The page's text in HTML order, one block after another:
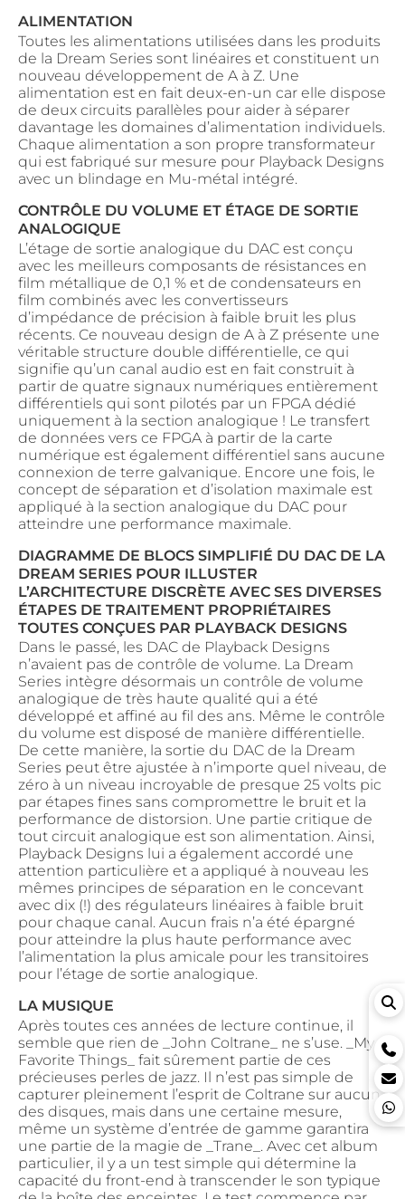
ALIMENTATION
Toutes les alimentations utilisées dans les produits
de la Dream Series sont linéaires et constituent un
nouveau développement de A à Z. Une
alimentation est en fait deux-en-un car elle dispose
de deux circuits parallèles pour aider à séparer
davantage les domaines d’alimentation individuels.
Chaque alimentation a son propre transformateur
qui est fabriqué sur mesure pour Playback Designs
avec un blindage en Mu-métal intégré.
CONTRÔLE DU VOLUME ET ÉTAGE DE SORTIE
ANALOGIQUE
L’étage de sortie analogique du DAC est conçu
avec les meilleurs composants de résistances en
film métallique de 0,1 % et de condensateurs en
film combinés avec les convertisseurs
d’impédance de précision à faible bruit les plus
récents. Ce nouveau design de A à Z présente une
véritable structure double différentielle, ce qui
signifie qu’un canal audio est en fait construit à
partir de quatre signaux numériques entièrement
différentiels qui sont pilotés par un FPGA dédié
uniquement à la section analogique ! Le transfert
de données vers ce FPGA à partir de la carte
numérique est également différentiel sans aucune
connexion de terre galvanique. Encore une fois, le
concept de séparation et d’isolation maximale est
appliqué à la section analogique du DAC pour
atteindre une performance maximale.
DIAGRAMME DE BLOCS SIMPLIFIÉ DU DAC DE LA
DREAM SERIES POUR ILLUSTER
L’ARCHITECTURE DISCRÈTE AVEC SES DIVERSES
ÉTAPES DE TRAITEMENT PROPRIÉTAIRES
TOUTES CONÇUES PAR PLAYBACK DESIGNS
Dans le passé, les DAC de Playback Designs
n’avaient pas de contrôle de volume. La Dream
Series intègre désormais un contrôle de volume
analogique de très haute qualité qui a été
développé et affiné au fil des ans. Même le contrôle
du volume est disposé de manière différentielle.
De cette manière, la sortie du DAC de la Dream
Series peut être ajustée à n’importe quel niveau, de
zéro à un niveau incroyable de presque 25 volts pic
par étapes fines sans compromettre le bruit et la
performance de distorsion. Une partie critique de
tout circuit analogique est son alimentation. Ainsi,
Playback Designs lui a également accordé une
attention particulière et a appliqué à nouveau les
mêmes principes de séparation en le concevant
avec dix (!) des régulateurs linéaires à faible bruit
pour chaque canal. Aucun frais n’a été épargné
pour atteindre la plus haute performance avec
l’alimentation la plus amicale pour les transitoires
pour l’étage de sortie analogique.
LA MUSIQUE
Après toutes ces années de lecture continue, il
semble que rien de _John Coltrane_ ne s’use. _My
Favorite Things_ fait sûrement partie de ces
précieuses perles de jazz. Il n’est pas simple de
capturer pleinement l’esprit de Coltrane sur aucun
des disques, mais dans une certaine mesure,
même un système d’entrée de gamme garantira
une partie de la magie de _Trane_. Avec cet album
particulier, il y a un test simple qui détermine la
capacité du front-end à transcender le son typique